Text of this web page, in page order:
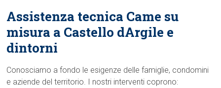
Assistenza tecnica Came su
misura a Castello dArgile e
dintorni
Conosciamo a fondo le esigenze delle famiglie, condomini
e aziende del territorio. I nostri interventi coprono: